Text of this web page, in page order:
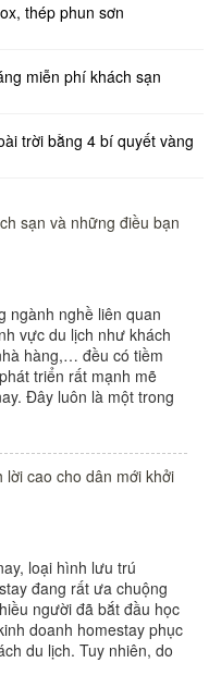
thép phun sơn
miễn phí khách sạn
trời bằng 4 bí quyết vàng
sạn và những điều bạn
ngành nghề liên quan
vực du lịch như khách
hàng,… đều có tiềm
triển rất mạnh mẽ
Đây luôn là một trong
lời cao cho dân mới khởi
loại hình lưu trú
đang rất ưa chuộng
người đã bắt đầu học
doanh homestay phục
du lịch. Tuy nhiên, do